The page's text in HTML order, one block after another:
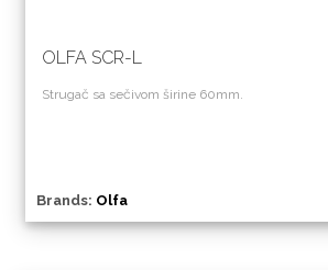
OLFA SCR-L
Strugač sa sečivom širine 60mm.
Brands: Olfa